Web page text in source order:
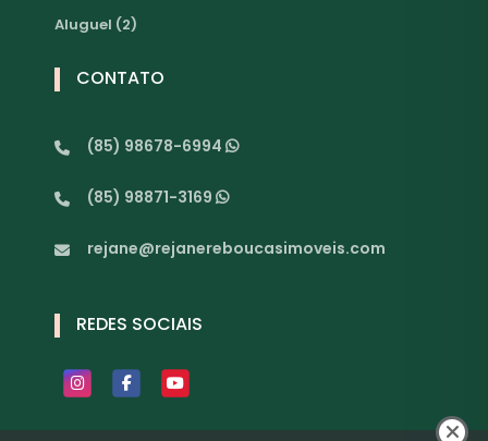
Aluguel (2)
CONTATO
(85) 98678-6994
(85) 98871-3169
rejane@rejanereboucasimoveis.com
REDES SOCIAIS